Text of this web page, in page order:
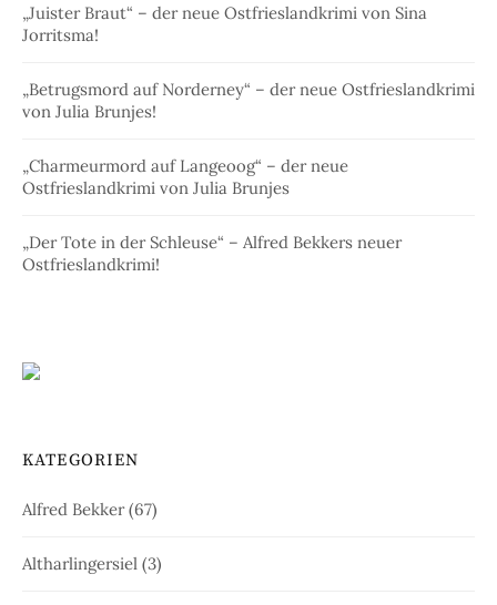
„Juister Braut“ – der neue Ostfrieslandkrimi von Sina
Jorritsma!
„Betrugsmord auf Norderney“ – der neue Ostfrieslandkrimi
von Julia Brunjes!
„Charmeurmord auf Langeoog“ – der neue
Ostfrieslandkrimi von Julia Brunjes
„Der Tote in der Schleuse“ – Alfred Bekkers neuer
Ostfrieslandkrimi!
KATEGORIEN
Alfred Bekker(67)
Altharlingersiel (3)